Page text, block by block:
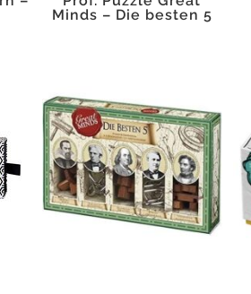
Minds – Die besten 5